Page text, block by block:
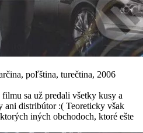
poľština, turečtina, 2006
sa už predali všetky kusy a
ani distribútor :( Teoreticky však
iných obchodoch, ktoré ešte